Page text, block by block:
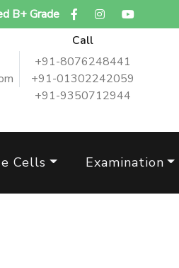
B+ Grade
Call
+91-8076248441
+91-01302242059
+91-9350712944
Cells Examination